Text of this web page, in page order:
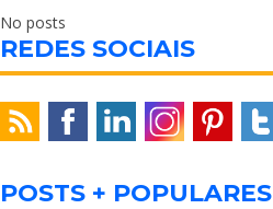
No posts
REDES SOCIAIS
POSTS + POPULARES